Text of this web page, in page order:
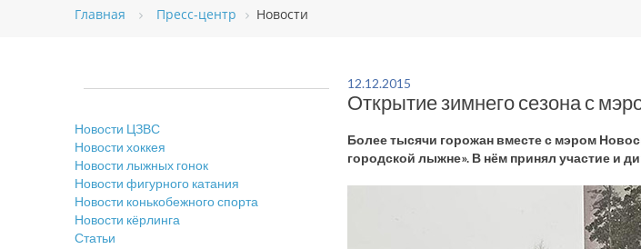
Главная Пресс-центр Новости
12.12.2015
Открытие зимнего сезона с
Более тысячи горожан вместе с мэром
городской лыжне». В нём принял участие и
Новости ЦЗВС
Новости хоккея
Новости лыжных гонок
Новости фигурного катания
Новости конькобежного спорта
Новости кёрлинга
Статьи